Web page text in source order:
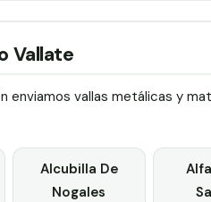
Vallate
vallas metálicas y
Alcubilla De
Nogales